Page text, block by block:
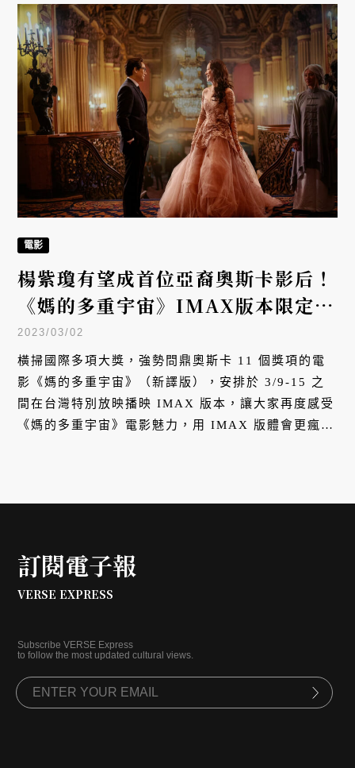
電影
楊紫瓊有望成首位亞裔奧斯卡影后！
《媽的多重宇宙》IMAX版本限定上
映
2023/03/02
橫掃國際多項大獎，強勢問鼎奧斯卡 11 個獎項的電
影《媽的多重宇宙》（新譯版），安排於 3/9-15 之
間在台灣特別放映播映 IMAX 版本，讓大家再度感受
《媽的多重宇宙》電影魅力，用 IMAX 版體會更瘋狂
訂閱電子報
VERSE EXPRESS
Subscribe VERSE Express
to follow the most updated cultural views.